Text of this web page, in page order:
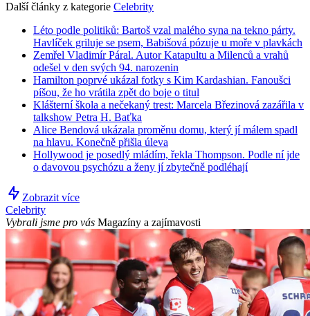
Další články z kategorie Celebrity
Léto podle politiků: Bartoš vzal malého syna na tekno párty.
Havlíček griluje se psem, Babišová pózuje u moře v plavkách
Zemřel Vladimír Páral. Autor Katapultu a Milenců a vrahů
odešel v den svých 94. narozenin
Hamilton poprvé ukázal fotky s Kim Kardashian. Fanoušci
píšou, že ho vrátila zpět do boje o titul
Klášterní škola a nečekaný trest: Marcela Březinová zazářila v
talkshow Petra H. Baťka
Alice Bendová ukázala proměnu domu, který jí málem spadl
na hlavu. Konečně přišla úleva
Hollywood je posedlý mládím, řekla Thompson. Podle ní jde
o davovou psychózu a ženy jí zbytečně podléhají
Zobrazit více
Celebrity
Vybrali jsme pro vás Magazíny a zajímavosti